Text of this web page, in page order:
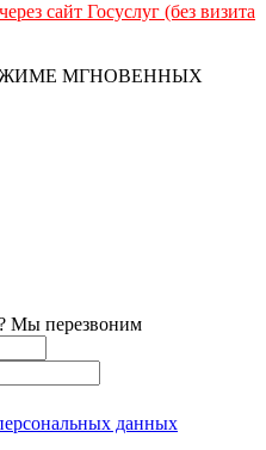
сайт Госуслуг (без визита
МГНОВЕННЫХ
Мы перезвоним
данных